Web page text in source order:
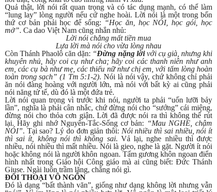
Quả thật, lời nói rất quan trọng và có tác dụng mạnh, có thể làm
“lung lay” lòng người nếu cứ nghe hoài. Lời nói là một trong bốn
thứ cơ bản phải học để sống: “Học ăn, học NÓI, học gói, học
mở”. Ca dao Việt Nam cũng nhắn nhủ:
Lời nói chẳng mất tiền mua
Lựa lời mà nói cho vừa lòng nhau
Còn Thánh Phaolô căn dặn: “Đừng nặng lờivới cụ già, nhưng khi
khuyên nhủ, hãy coi cụ như cha; hãy coi các thanh niên như anh
em, các cụ bà như mẹ, các thiếu nữ như chị em, với tấm lòng hoàn
toàn trong sạch” (1 Tm 5:1-2). Nói là nói vậy, chứ không chỉ phải
ăn nói đàng hoàng với người lớn, mà nói với bất kỳ ai cũng phải
nói năng tử tế, dù đó là một đứa trẻ.
Lời nói quan trọng vì trước khi nói, người ta phải “uốn lưỡi bảy
lần”, nghĩa là phải cân nhắc, chứ đừng nói cho “sướng” cái miệng,
đừng nói cho thỏa cơn giận. Lời đã được nói ra thì không thể rút
lại. Hãy ghi nhớ Nguyên-Tắc-Sống cơ bản: “Mau NGHE, chậm
NÓI”. Tại sao? Lý do đơn giản thôi: Nói nhiều thì sai nhiều, nói ít
thì sai ít, không nói thì không sai. Vả lại, nghe nhiều thì được
nhiều, nói nhiều thì mất nhiều. Nói là gieo, nghe là gặt. Người ít nói
hoặc không nói là người khôn ngoan. Tấm gương khôn ngoan điển
hình nhất trong Giáo hội Công giáo mà ai cũng biết: Đức Thánh
Giuse. Ngài luôn trầm lặng, chẳng nói gì.
ĐỐI THOẠI VÔ NGÔN
Đó là dạng “bất thành văn”, giống như dạng không lời nhưng vẫn